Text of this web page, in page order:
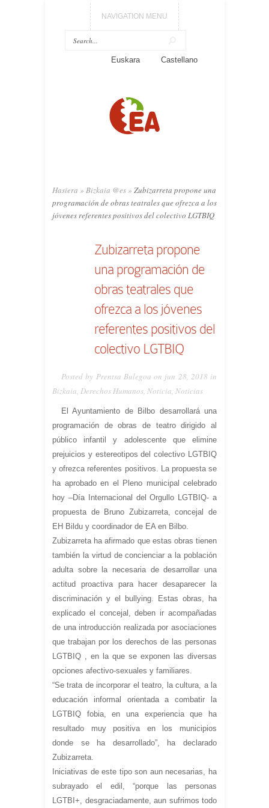
NAVIGATION MENU
Euskara Castellano
Hasiera » Bizkaia @es » Zubizarreta propone una
programación de obras teatrales que ofrezca a los
jóvenes referentes positivos del colectivo LGTBIQ
Zubizarreta propone
una programación de
obras teatrales que
ofrezca a los jóvenes
referentes positivos del
colectivo LGTBIQ
Posted by Prentsa Bulegoa on jun 28, 2018 in
Bizkaia Derechos Humanos Noticia Noticias
El Ayuntamiento de Bilbo desarrollará una
programación de obras de teatro dirigido al
público infantil y adolescente que elimine
prejuicios y estereotipos del colectivo LGTBIQ
y ofrezca referentes positivos. La propuesta se
ha aprobado en el Pleno municipal celebrado
hoy –Día Internacional del Orgullo LGTBIQ- a
propuesta de Bruno Zubizarreta, concejal de
EH Bildu y coordinador de EA en Bilbo.
Zubizarreta ha afirmado que estas obras tienen
también la virtud de concienciar a la población
adulta sobre la necesaria de desarrollar una
actitud proactiva para hacer desaparecer la
discriminación y el bullying. Estas obras, ha
explicado el concejal, deben ir acompañadas
de una introducción realizada por asociaciones
que trabajan por los derechos de las personas
LGTBIQ , en la que se exponen las diversas
opciones afectivo-sexuales y familiares.
“Se trata de incorporar el teatro, la cultura, a la
educación informal orientada a combatir la
LGTBIQ fobia, en una experiencia que ha
resultado muy positiva en los municipios
donde se ha desarrollado”, ha declarado
Zubizarreta.
Iniciativas de este tipo son aun necesarias, ha
subrayado el edil, “porque las personas
LGTBI+, desgraciadamente, aun sufrimos todo